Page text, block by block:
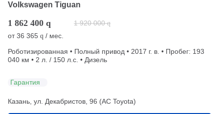
Volkswagen Tiguan
1 862 400 q 1 920 000 q
от36 365 q / мес.
Роботизированная • Полный привод • 2017 г. в. • Пробег: 193
040 км • 2 л. / 150 л.с. • Дизель
Гарантия
Казань, ул. Декабристов, 96 (АС Toyota)